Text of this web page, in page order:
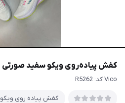
کفش پیاده‌روی ویکو سفید صورتی | Vico
Vico کد: R5262
کفش پیاده روی ویکو